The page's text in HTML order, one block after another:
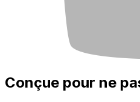
Conçue pour ne